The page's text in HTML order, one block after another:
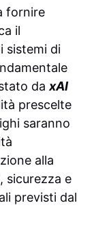
fornire
il
sistemi di
da xAI
prescelte
saranno
alla
sicurezza e
previsti dal